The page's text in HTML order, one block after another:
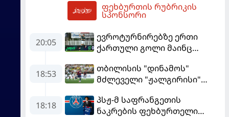
მომგებიანად გააგრძელა
ფეხბურთის რუბრიკის
სპონსორი
20:05
ევროტურნირებზე ერთი
ქართული გოლი მაინც
18:53
თბილისის "დინამოს"
მძლეველი "ჟალგირისი"
განადგურდა
18:18
პსჟ-მ საფრანგეთის
ნაკრების ფეხბურთელი